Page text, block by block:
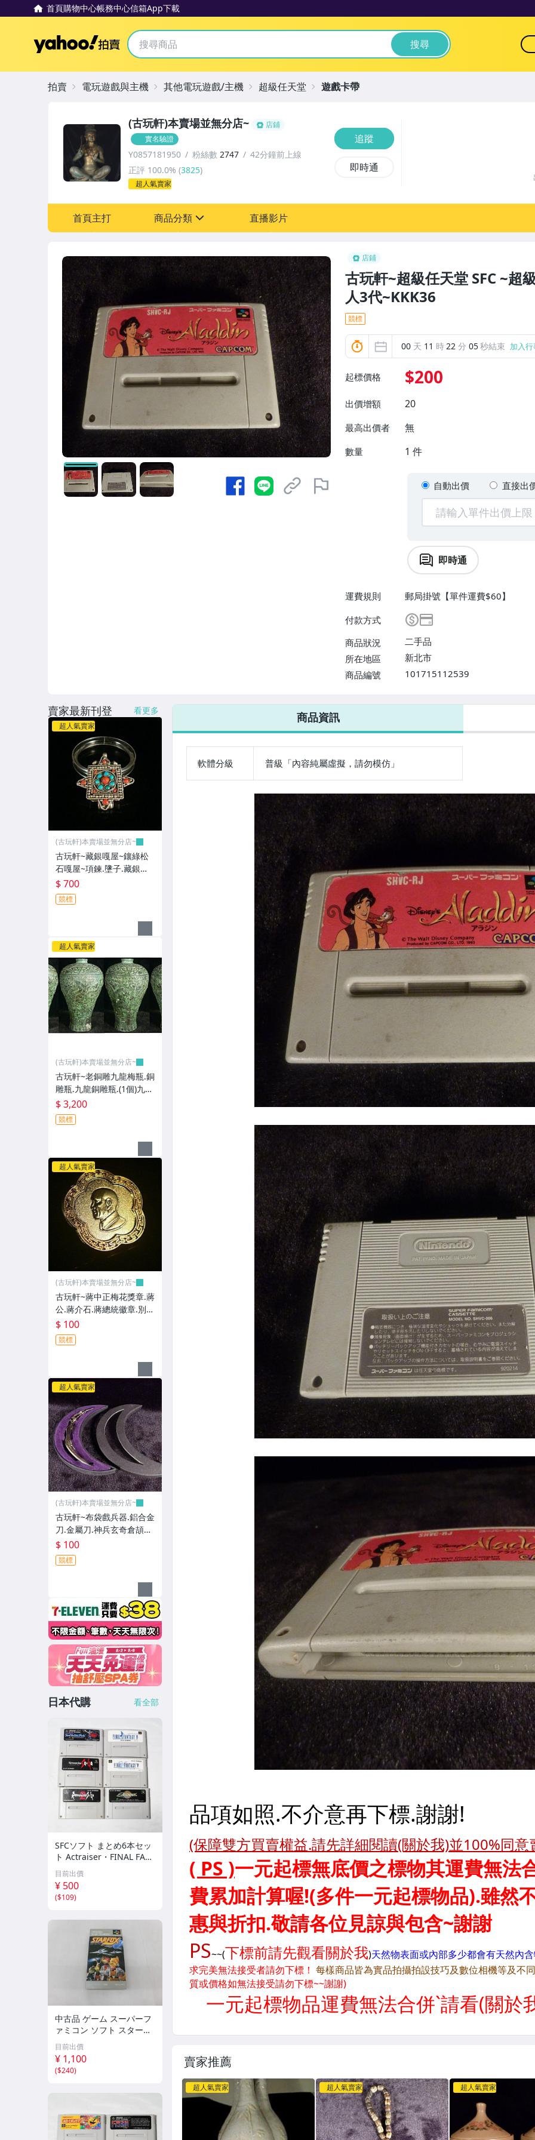
首頁購物中心帳務中心信箱App下載
Yahoo拍賣 搜尋
店鋪
古玩軒~超級任天堂 SFC ~超
人3代~KKK36
競標
00 天 11 時22 分 03秒結束 加入
起標價格 $200
出價增額 20
最高出價者 無
數量 1 件
自動出價 直接出
即時通
運費規則
郵局掛號【單件運費$60】
付款方式
商品狀況
二手品
所在地區
新北市
商品編號
101715112539
(古玩軒)本賣場並無分店~
店鋪
實名驗證
Y0857181950 粉絲數 2747
42分鐘前上線
正評 100.0% (3825)
超人氣賣家
追蹤
即時通
首頁主打 商品分類 直播影片
拍賣 電玩遊戲與主機 其他電玩遊戲/主機 超級任天堂 遊戲卡帶
商品資訊
軟體分級 普級「內容純屬虛擬，請勿模仿」
賣家推薦
超人氣賣家 超人氣賣家 超人氣賣家
賣家最新刊登 看更多
超人氣賣家
(古玩軒)本賣場並無分店~
古玩軒~藏銀嘎屋~鑲綠松
石嘎屋~項鍊.墬子.藏銀飾
品.藏銀項鍊.風水開運商品
BN604
$ 700
競標
超人氣賣家
(古玩軒)本賣場並無分店~
古玩軒~老銅雕九龍梅瓶.銅
雕瓶.九龍銅雕瓶.(1個)九龍
雲紋梅瓶.乾隆年製.YG421
$ 3,200
競標
超人氣賣家
(古玩軒)本賣場並無分店~
古玩軒~蔣中正梅花獎章.蔣
公.蔣介石.蔣總統徽章.別
針.胸針.胸章.勳章.勛章.紀
念章.紀念徽章.VO108
$ 100
競標
超人氣賣家
(古玩軒)本賣場並無分店~
古玩軒~布袋戲兵器.鋁合金
刀.金屬刀.神兵玄奇倉頡之
問世黃玉郎作品.GGG42
$ 100
競標
日本代購 看全部
SFCソフト まとめ6本セッ
ト Actraiser・FINAL FAN
TASY IV V・ Romancing S
aGa 1. 2・FIRE EMBLEM
目前出價
¥ 500
($109)
中古品 ゲーム スーパーフ
ァミコン ソフト スターフ
ォックス 箱説付き
目前出價
¥ 1,100
($240)